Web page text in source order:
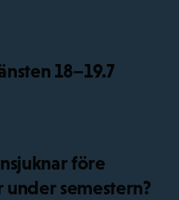
18–19.7
före
semestern?